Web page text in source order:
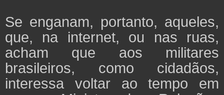
Se enganam, portanto, aqueles,
que, na internet, ou nas ruas,
acham que aos militares
brasileiros, como cidadãos,
interessa voltar ao tempo em